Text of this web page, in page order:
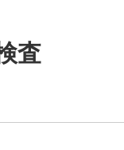
査